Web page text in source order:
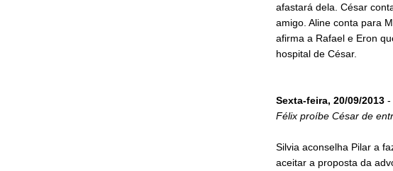
afastará dela. César
amigo. Aline conta para
afirma a Rafael e Eron
hospital de César.
Sexta-feira, 20/09/2013-
Félix proíbe César de
Silvia aconselha Pilar a
aceitar a proposta da